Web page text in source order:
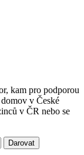
kam pro podporou
v České
v ČR nebo se
Darovat